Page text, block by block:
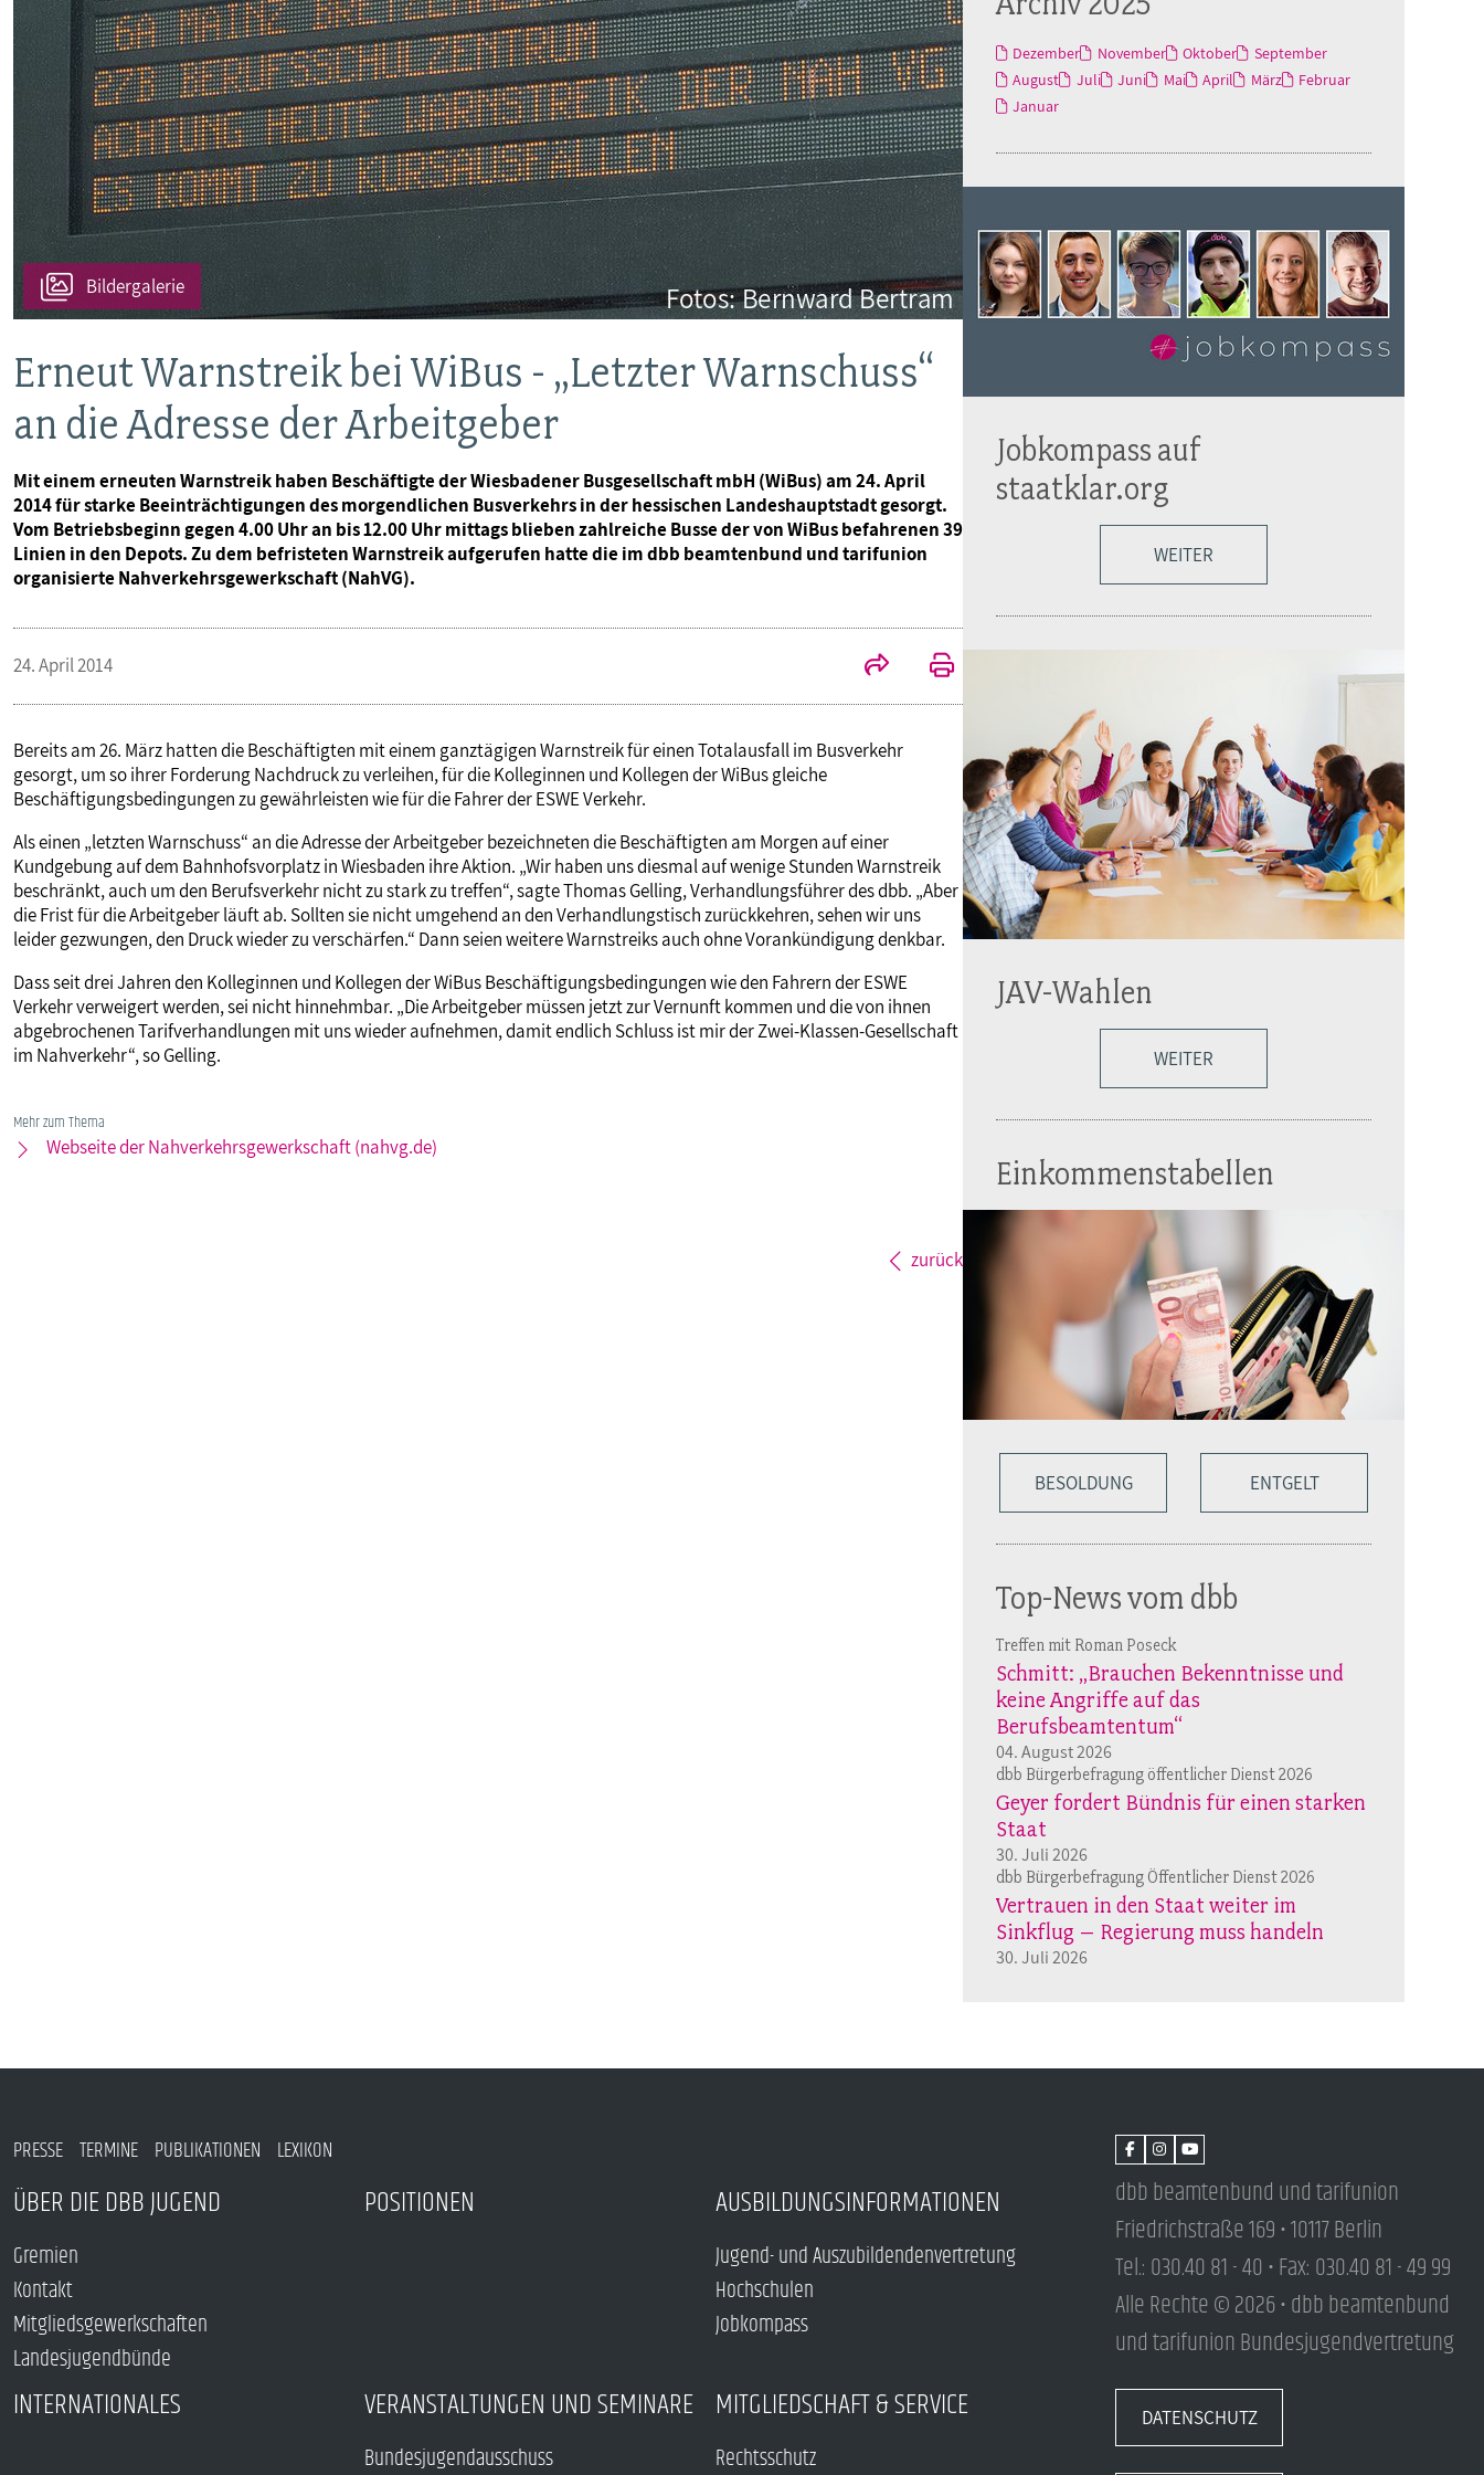
Landesjugendbünde
VERANSTALTUNGEN UND SEMINARE
Ideencampus
Parlamentarisches Sommerfest
MITGLIEDSCHAFT & SERVICE
Akademie
Verlag
Bildergalerie
Erneut Warnstreik bei WiBus - „Letzter Warnschuss“
an die Adresse der Arbeitgeber
Mit einem erneuten Warnstreik haben Beschäftigte der Wiesbadener Busgesellschaft mbH (WiBus) am 24. April
2014 für starke Beeinträchtigungen des morgendlichen Busverkehrs in der hessischen Landeshauptstadt gesorgt.
Vom Betriebsbeginn gegen 4.00 Uhr an bis 12.00 Uhr mittags blieben zahlreiche Busse der von WiBus befahrenen 39
Linien in den Depots. Zu dem befristeten Warnstreik aufgerufen hatte die im dbb beamtenbund und tarifunion
organisierte Nahverkehrsgewerkschaft (NahVG).
24. April 2014
Bereits am 26. März hatten die Beschäftigten mit einem ganztägigen Warnstreik für einen Totalausfall im Busverkehr
gesorgt, um so ihrer Forderung Nachdruck zu verleihen, für die Kolleginnen und Kollegen der WiBus gleiche
Beschäftigungsbedingungen zu gewährleisten wie für die Fahrer der ESWE Verkehr.
Als einen „letzten Warnschuss“ an die Adresse der Arbeitgeber bezeichneten die Beschäftigten am Morgen auf einer
Kundgebung auf dem Bahnhofsvorplatz in Wiesbaden ihre Aktion. „Wir haben uns diesmal auf wenige Stunden Warnstreik
beschränkt, auch um den Berufsverkehr nicht zu stark zu treffen“, sagte Thomas Gelling, Verhandlungsführer des dbb. „Aber
die Frist für die Arbeitgeber läuft ab. Sollten sie nicht umgehend an den Verhandlungstisch zurückkehren, sehen wir uns
leider gezwungen, den Druck wieder zu verschärfen.“ Dann seien weitere Warnstreiks auch ohne Vorankündigung denkbar.
Dass seit drei Jahren den Kolleginnen und Kollegen der WiBus Beschäftigungsbedingungen wie den Fahrern der ESWE
Verkehr verweigert werden, sei nicht hinnehmbar. „Die Arbeitgeber müssen jetzt zur Vernunft kommen und die von ihnen
abgebrochenen Tarifverhandlungen mit uns wieder aufnehmen, damit endlich Schluss ist mir der Zwei-Klassen-Gesellschaft
im Nahverkehr“, so Gelling.
Mehr zum Thema
Webseite der Nahverkehrsgewerkschaft (nahvg.de)
zurück
Dezember November Oktober
September
August
Juli Juni Mai April März
Februar
Januar
Jobkompass auf
staatklar.org
WEITER
JAV-Wahlen
WEITER
Einkommenstabellen
BESOLDUNG ENTGELT
Top-News vom dbb
Treffen mit Roman Poseck
Schmitt: „Brauchen Bekenntnisse und
keine Angriffe auf das
Berufsbeamtentum“
04. August 2026
dbb Bürgerbefragung öffentlicher Dienst 2026
Geyer fordert Bündnis für einen starken
Staat
30. Juli 2026
dbb Bürgerbefragung Öffentlicher Dienst 2026
Vertrauen in den Staat weiter im
Sinkflug – Regierung muss handeln
30. Juli 2026
PRESSE TERMINE PUBLIKATIONEN LEXIKON
ÜBER DIE DBB JUGEND
Gremien
Kontakt
Mitgliedsgewerkschaften
Landesjugendbünde
POSITIONEN AUSBILDUNGSINFORMATIONEN
Jugend- und Auszubildendenvertretung
Hochschulen
Jobkompass
INTERNATIONALES VERANSTALTUNGEN UND SEMINARE
Bundesjugendausschuss
MITGLIEDSCHAFT & SERVICE
Rechtsschutz
dbb beamtenbund und tarifunion
Friedrichstraße 169 • 10117 Berlin
Tel.: 030.40 81 - 40 • Fax: 030.40 81 - 49 99
Alle Rechte © 2026 • dbb beamtenbund
und tarifunion Bundesjugendvertretung
DATENSCHUTZ